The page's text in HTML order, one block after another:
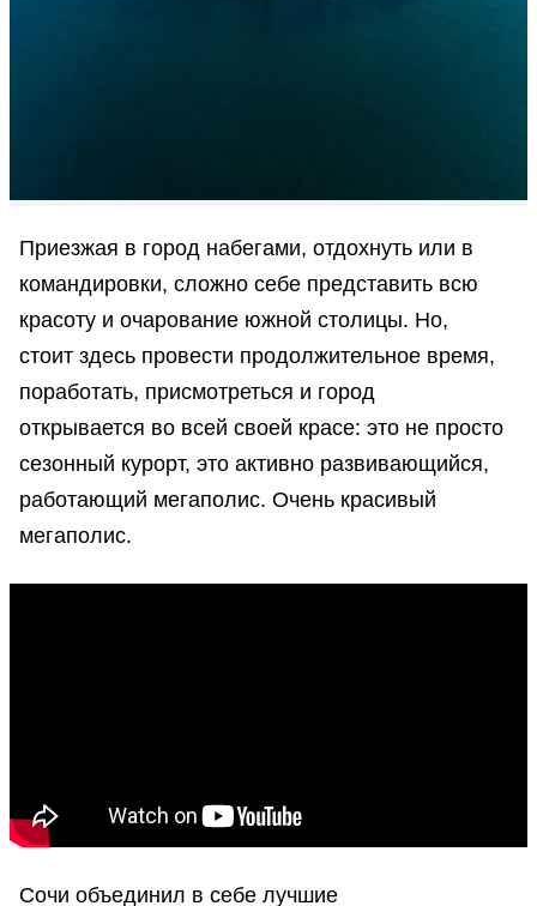
Приезжая в город набегами, отдохнуть или в
командировки, сложно себе представить всю
красоту и очарование южной столицы. Но,
стоит здесь провести продолжительное время,
поработать, присмотреться и город
открывается во всей своей красе: это не просто
сезонный курорт, это активно развивающийся,
работающий мегаполис. Очень красивый
мегаполис.
Сочи объединил в себе лучшие